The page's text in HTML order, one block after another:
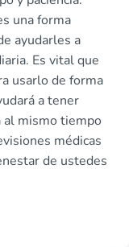
una forma
ayudarles a
Es vital que
usarlo de forma
a tener
al mismo tiempo
médicas
de ustedes